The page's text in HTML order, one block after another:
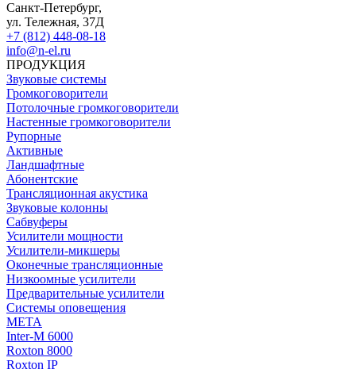
Санкт-Петербург,
ул. Тележная, 37Д
+7 (812) 448-08-18
info@n-el.ru
ПРОДУКЦИЯ
Звуковые системы
Громкоговорители
Потолочные громкоговорители
Настенные громкоговорители
Рупорные
Активные
Ландшафтные
Абонентские
Трансляционная акустика
Звуковые колонны
Сабвуферы
Усилители мощности
Усилители-микшеры
Оконечные трансляционные
Низкоомные усилители
Предварительные усилители
Системы оповещения
МЕТА
Inter-M 6000
Roxton 8000
Roxton IP